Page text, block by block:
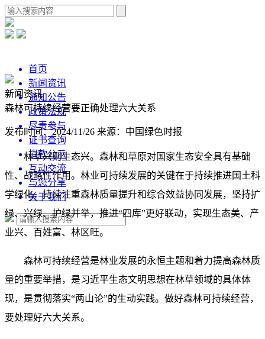
首页
新闻资讯
通知公告
政策法规
尽责参与
证书查询
捐款公示
互动交流
与您分享
关于我们
新闻资讯
森林可持续经营要正确处理六大关系
发布时间：2024/11/26 来源：中国绿色时报
林草兴则生态兴。森林和草原对国家生态安全具有基础
性、战略性作用。林业可持续发展的关键在于持续推进国土科
学绿化，持续注重森林质量提升和综合效益协同发展，坚持扩
绿、兴绿、护绿并举，推进“四库”更好联动，实现生态美、产
业兴、百姓富、林区旺。
森林可持续经营是林业发展的永恒主题和着力提高森林质
量的重要举措，是习近平生态文明思想在林草领域的具体体
现，是贯彻落实“两山论”的生动实践。做好森林可持续经营，
要处理好六大关系。